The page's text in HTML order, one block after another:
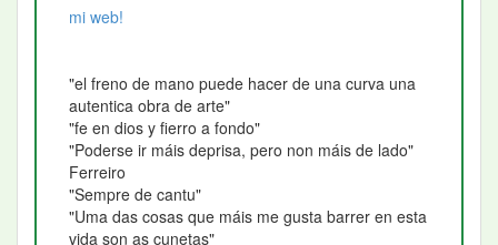
mi web!
"el freno de mano puede hacer de una curva una
autentica obra de arte"
"fe en dios y fierro a fondo"
"Poderse ir máis deprisa, pero non máis de lado"
Ferreiro
"Sempre de cantu"
"Uma das cosas que máis me gusta barrer en esta
vida son as cunetas"